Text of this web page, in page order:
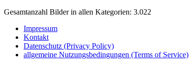
Gesamtanzahl Bilder in allen Kategorien: 3.022
Impressum
Kontakt
Datenschutz (Privacy Policy)
allgemeine Nutzungsbedingungen (Terms of Service)